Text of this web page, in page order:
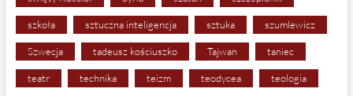
szkoła sztuczna inteligencja sztuka szumlewicz
Szwecja tadeusz kościuszko Tajwan taniec
teatr technika teizm teodycea teologia